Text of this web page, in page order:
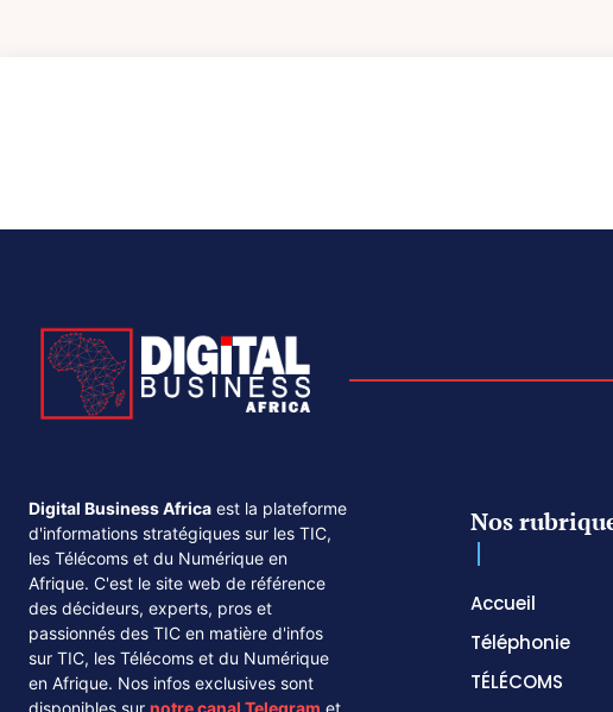
Digital Business Africa est la plateforme
d'informations stratégiques sur les TIC,
les Télécoms et du Numérique en
Afrique. C'est le site web de référence
des décideurs, experts, pros et
passionnés des TIC en matière d'infos
sur TIC, les Télécoms et du Numérique
en Afrique. Nos infos exclusives sont
disponibles sur notre canal Telegram et
Nos
Accueil
Téléphonie
TÉLÉCOMS